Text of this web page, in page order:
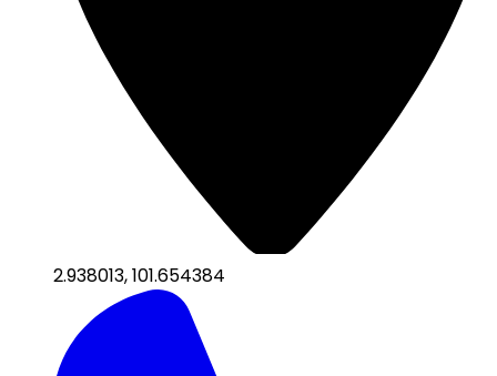
2.938013,101.654384